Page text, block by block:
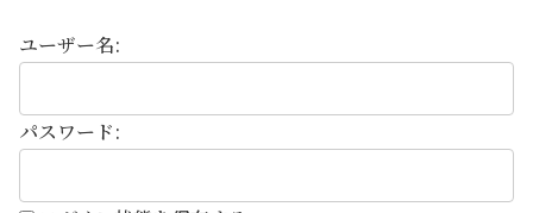
ユーザー名:
パスワード: